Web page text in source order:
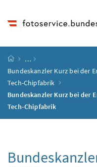
Startseite
…
Bundeskanzler Kurz bei der
Tech-Chipfabrik
Bundeskanzler Kurz bei der
Tech-Chipfabrik